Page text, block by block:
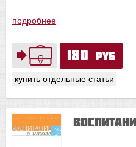
180 руб
купить отдельные статьи
подробнее